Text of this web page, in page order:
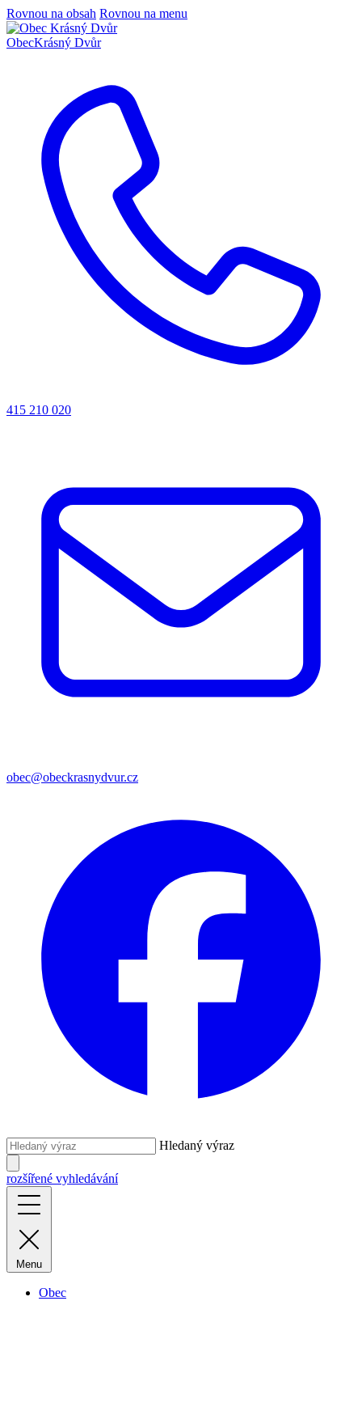
Rovnou na obsah Rovnou na menu
ObecKrásný Dvůr
415 210 020
obec@obeckrasnydvur.cz
Hledaný výraz
rozšířené vyhledávání
Menu
Obec